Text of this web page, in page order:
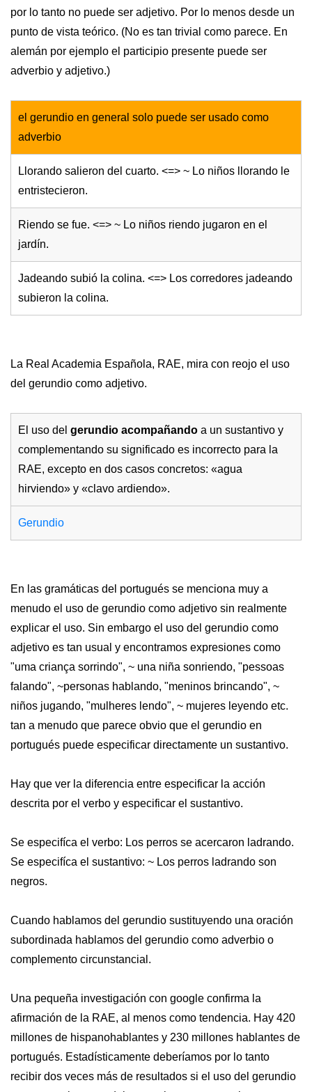
por lo tanto no puede ser adjetivo. Por lo menos desde un
punto de vista teórico. (No es tan trivial como parece. En
alemán por ejemplo el participio presente puede ser
adverbio y adjetivo.)
el gerundio en general solo puede ser usado como
adverbio
Llorando salieron del cuarto. <=> ~ Lo niños llorando le
entristecieron.
Riendo se fue. <=> ~ Lo niños riendo jugaron en el
jardín.
Jadeando subió la colina. <=> Los corredores jadeando
subieron la colina.
La Real Academia Española, RAE, mira con reojo el uso
del gerundio como adjetivo.
El uso del gerundio acompañando a un sustantivo y
complementando su significado es incorrecto para la
RAE, excepto en dos casos concretos: «agua
hirviendo» y «clavo ardiendo».
Gerundio
En las gramáticas del portugués se menciona muy a
menudo el uso de gerundio como adjetivo sin realmente
explicar el uso. Sin embargo el uso del gerundio como
adjetivo es tan usual y encontramos expresiones como
"uma criança sorrindo", ~ una niña sonriendo, "pessoas
falando", ~personas hablando, "meninos brincando", ~
niños jugando, "mulheres lendo", ~ mujeres leyendo etc.
tan a menudo que parece obvio que el gerundio en
portugués puede especificar directamente un sustantivo.
Hay que ver la diferencia entre especificar la acción
descrita por el verbo y especificar el sustantivo.
Se especifíca el verbo: Los perros se acercaron ladrando.
Se especifíca el sustantivo: ~ Los perros ladrando son
negros.
Cuando hablamos del gerundio sustituyendo una oración
subordinada hablamos del gerundio como adverbio o
complemento circunstancial.
Una pequeña investigación con google confirma la
afirmación de la RAE, al menos como tendencia. Hay 420
millones de hispanohablantes y 230 millones hablantes de
portugués. Estadísticamente deberíamos por lo tanto
recibir dos veces más de resultados si el uso del gerundio